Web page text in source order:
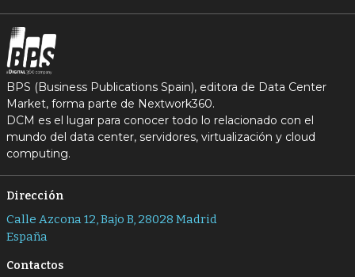
BPS (Business Publications Spain), editora de Data Center
Market, forma parte de Nextwork360.
DCM es el lugar para conocer todo lo relacionado con el
mundo del data center, servidores, virtualización y cloud
computing.
Dirección
Calle Azcona 12, Bajo B, 28028 Madrid
España
Contactos